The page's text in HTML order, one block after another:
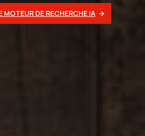
MOTEUR DE RECHERCHE IA